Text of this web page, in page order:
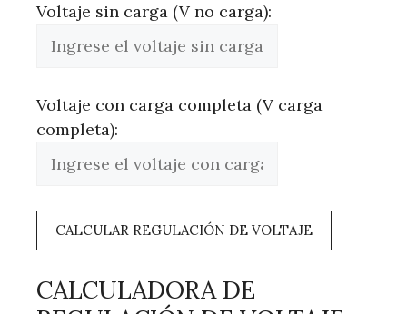
Voltaje sin carga (V no carga):
Voltaje con carga completa (V carga
completa):
CALCULAR REGULACIÓN DE VOLTAJE
CALCULADORA DE